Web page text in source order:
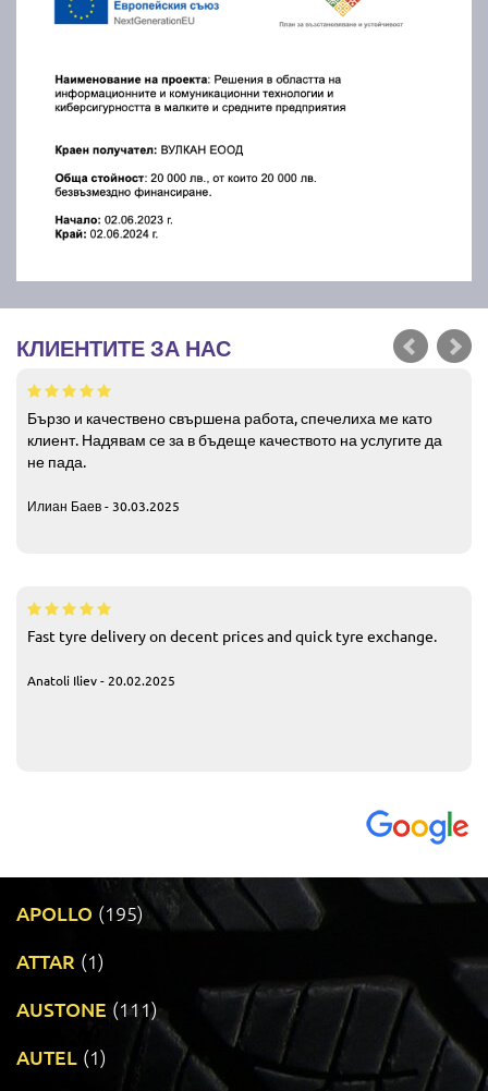
КЛИЕНТИТЕ ЗА НАС
Бързо и качествено свършена работа, спечелиха ме като
клиент. Надявам се за в бъдеще качеството на услугите да
не пада.
Илиан Баев - 30.03.2025
Fast tyre delivery on decent prices and quick tyre exchange.
Anatoli Iliev - 20.02.2025
APOLLO (195)
ATTAR (1)
AUSTONE (111)
AUTEL (1)